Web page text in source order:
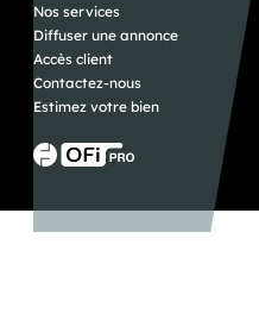
Nos services
Diffuser une annonce
Accès client
Contactez-nous
Estimez votre bien